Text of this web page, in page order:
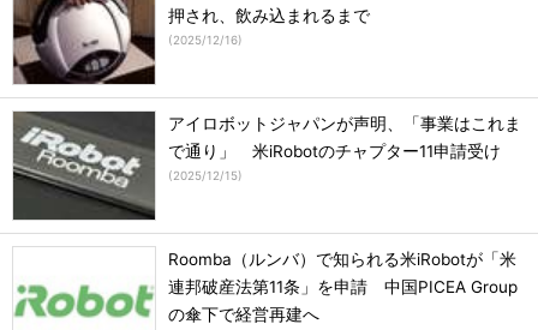
押され、飲み込まれるまで
(2025/12/16)
アイロボットジャパンが声明、「事業はこれま
で通り」 米iRobotのチャプター11申請受け
(2025/12/15)
Roomba（ルンバ）で知られる米iRobotが「米
連邦破産法第11条」を申請 中国PICEA Group
の傘下で経営再建へ